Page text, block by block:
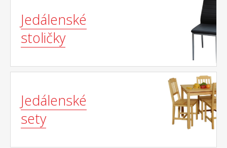
Jedálenské
stoličky
Jedálenské
sety